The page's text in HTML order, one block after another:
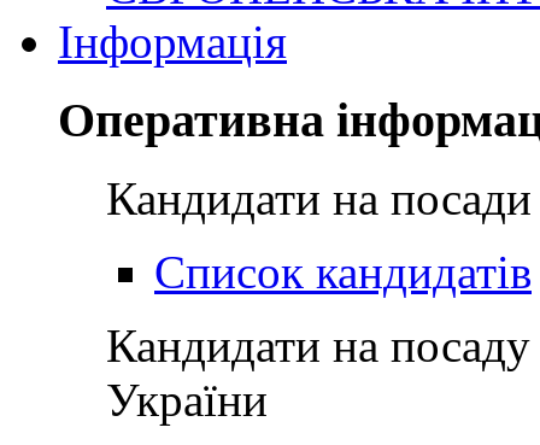
Інформація
Оперативна
Кандидати на
Список кандидатів
Кандидати на
України